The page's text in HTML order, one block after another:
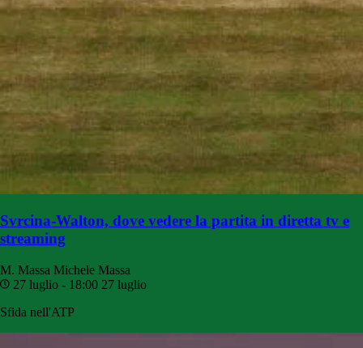
Svrcina-Walton, dove vedere la partita in diretta tv e
streaming
M. Massa Michele Massa
27 luglio - 18:00 27 luglio
Sfida nell'ATP